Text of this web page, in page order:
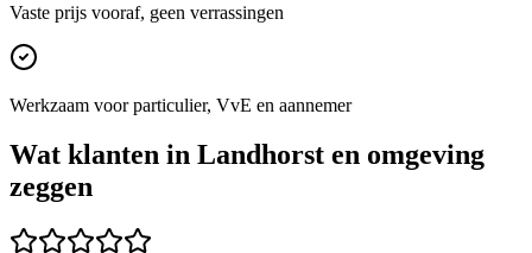
Vaste prijs vooraf, geen verrassingen
Werkzaam voor particulier, VvE en aannemer
Wat klanten in Landhorst en omgeving
zeggen